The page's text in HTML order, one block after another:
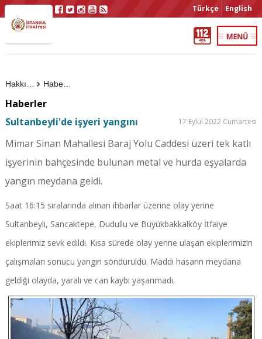
Türkçe English
Haberler
Haberler
Sultanbeyli'de işyeri yangını
17 Eylül 2022 Cumartesi
Mimar Sinan Mahallesi Baraj Yolu Caddesi üzeri tek katlı
işyerinin bahçesinde bulunan metal ve hurda eşyalarda
yangın meydana geldi.
Saat 16:15 sıralarında alınan ihbarlar üzerine olay yerine
Sultanbeyli, Sancaktepe, Dudullu ve Büyükbakkalköy İtfaiye
ekiplerimiz sevk edildi. Kısa sürede olay yerine ulaşan ekiplerimizin
çalışmaları sonucu yangın söndürüldü. Maddi hasarın meydana
geldiği olayda, yaralı ve can kaybı yaşanmadı.